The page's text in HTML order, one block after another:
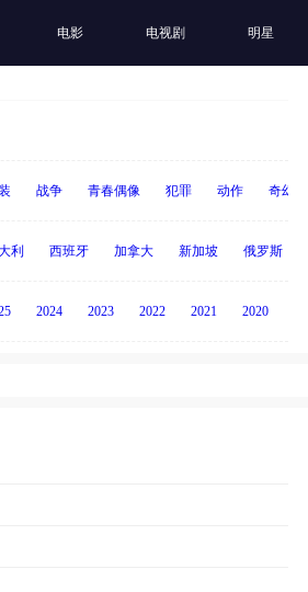
电影 电视剧 明星
战争 青春偶像 犯罪 动作 奇幻
利 西班牙 加拿大 新加坡 俄罗斯
2024 2023 2022 2021 2020